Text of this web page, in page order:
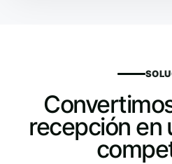
recepción en